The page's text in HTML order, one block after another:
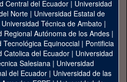
Central del Ecuador| Universidad
Norte | Universidad Estatal de
Universidad Técnica de Ambato |
Regional Autónoma de los Andes|
Tecnológica Equinoccial| Pontificia
Catolica del Ecuador | Universidad
Salesiana | Universidad
del Ecuador | Universidad de las